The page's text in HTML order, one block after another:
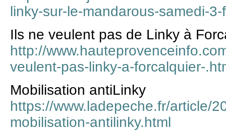
linky-sur-le-mandarous-samedi-3-
Ils ne veulent pas de Linky à
http://
veulent-pas-linky-a-forcalquier-
Mobilisation antiLinky
https://www.ladepeche.fr/article/
mobilisation-antilinky.html